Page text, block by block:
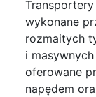
wykonane
rozmaitych
i
oferowane
napędem